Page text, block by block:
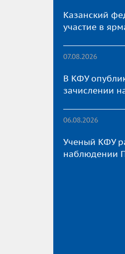
Казанский
участие в
07.08.2026
В КФУ
зачислении
06.08.2026
Ученый КФУ
наблюдении